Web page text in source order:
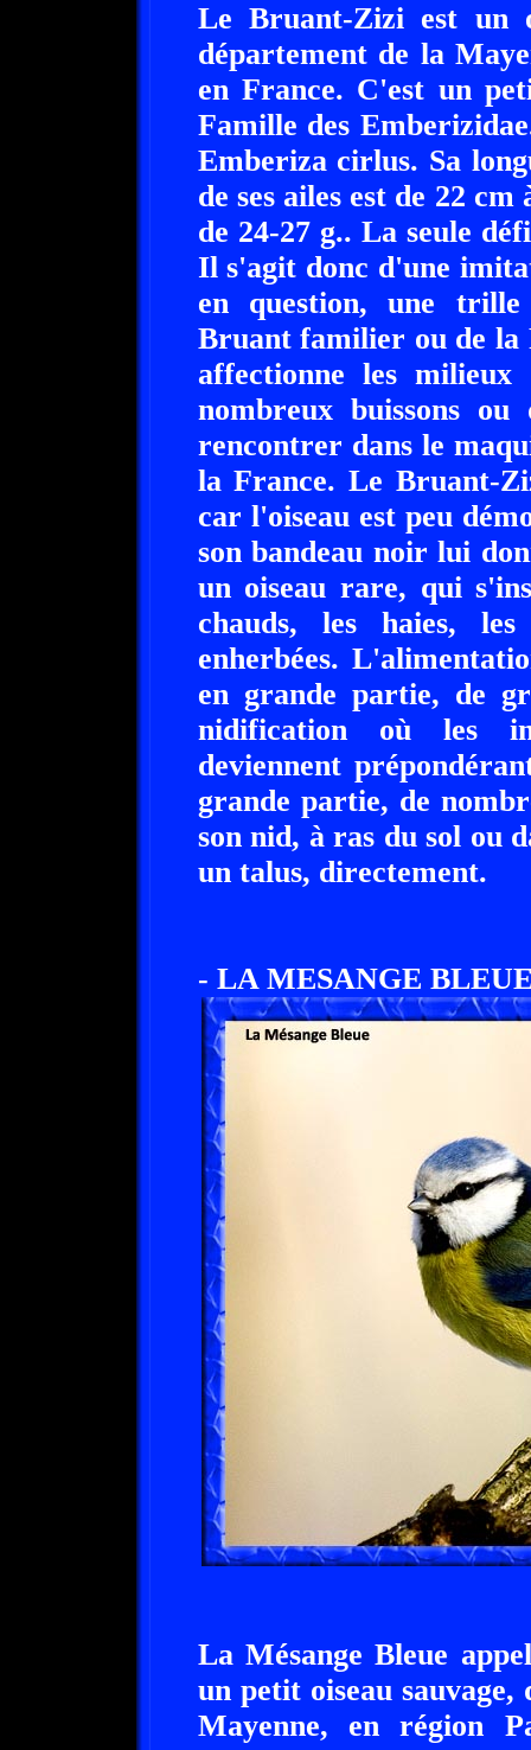
Le Bruant-Zizi est un
département de la
en France. C'est un
Famille des
Emberiza cirlus. Sa
de ses ailes est de 22
de 24-27 g.. La seule
Il s'agit donc d'une
en question, une
Bruant familier ou de la
affectionne les
nombreux buissons
rencontrer dans le
la France. Le Bruant-
car l'oiseau est peu
son bandeau noir lui
un oiseau rare, qui
chauds, les haies,
enherbées.
en grande partie, de
nidification où les
deviennent
grande partie, de
son nid, à ras du sol ou
un talus, directement.
- LA MESANGE
La Mésange Bleue
un petit oiseau
Mayenne, en région